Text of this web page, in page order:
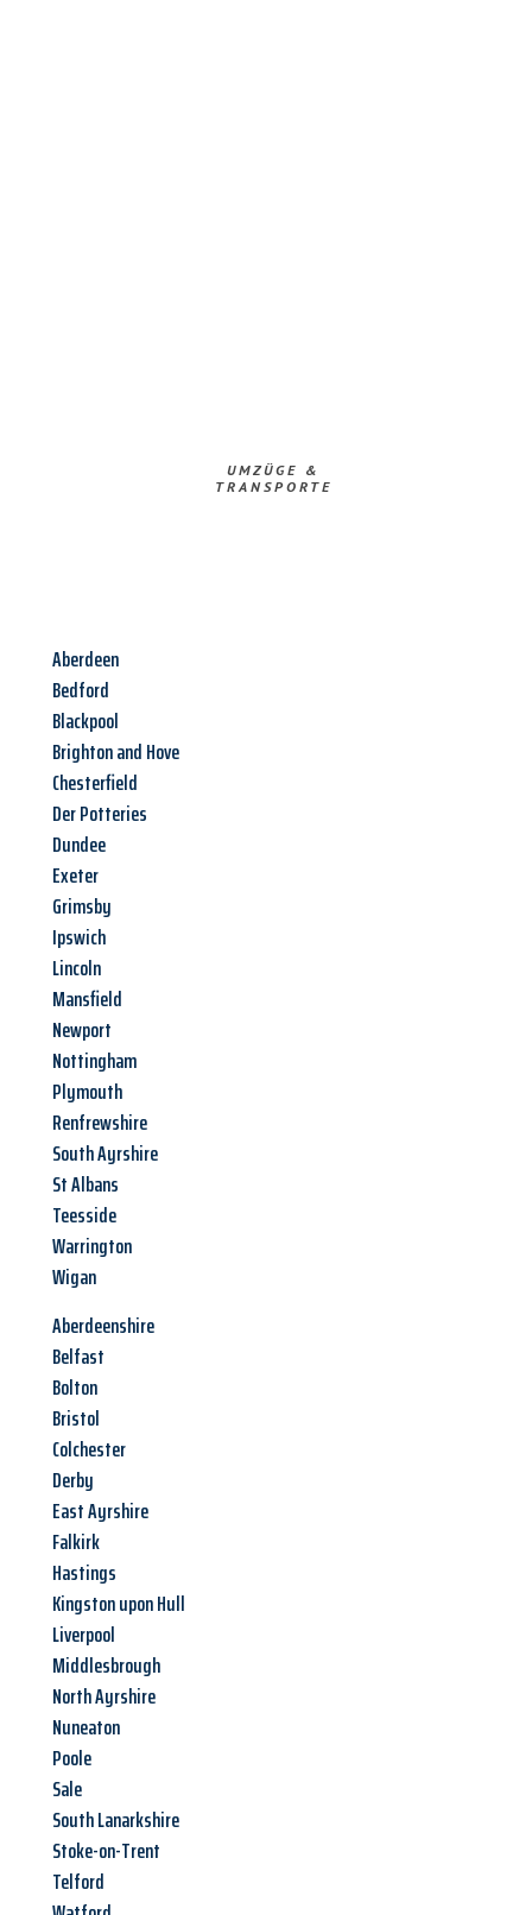
UMZÜGE &
TRANSPORTE
Aberdeen
Bedford
Blackpool
Brighton and Hove
Chesterfield
Der Potteries
Dundee
Exeter
Grimsby
Ipswich
Lincoln
Mansfield
Newport
Nottingham
Plymouth
Renfrewshire
South Ayrshire
St Albans
Teesside
Warrington
Wigan
Aberdeenshire
Belfast
Bolton
Bristol
Colchester
Derby
East Ayrshire
Falkirk
Hastings
Kingston upon Hull
Liverpool
Middlesbrough
North Ayrshire
Nuneaton
Poole
Sale
South Lanarkshire
Stoke-on-Trent
Telford